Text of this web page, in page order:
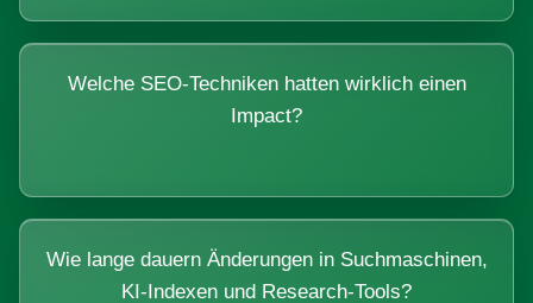
Welche SEO-Techniken hatten wirklich einen
Impact?
Wie lange dauern Änderungen in Suchmaschinen,
KI-Indexen und Research-Tools?